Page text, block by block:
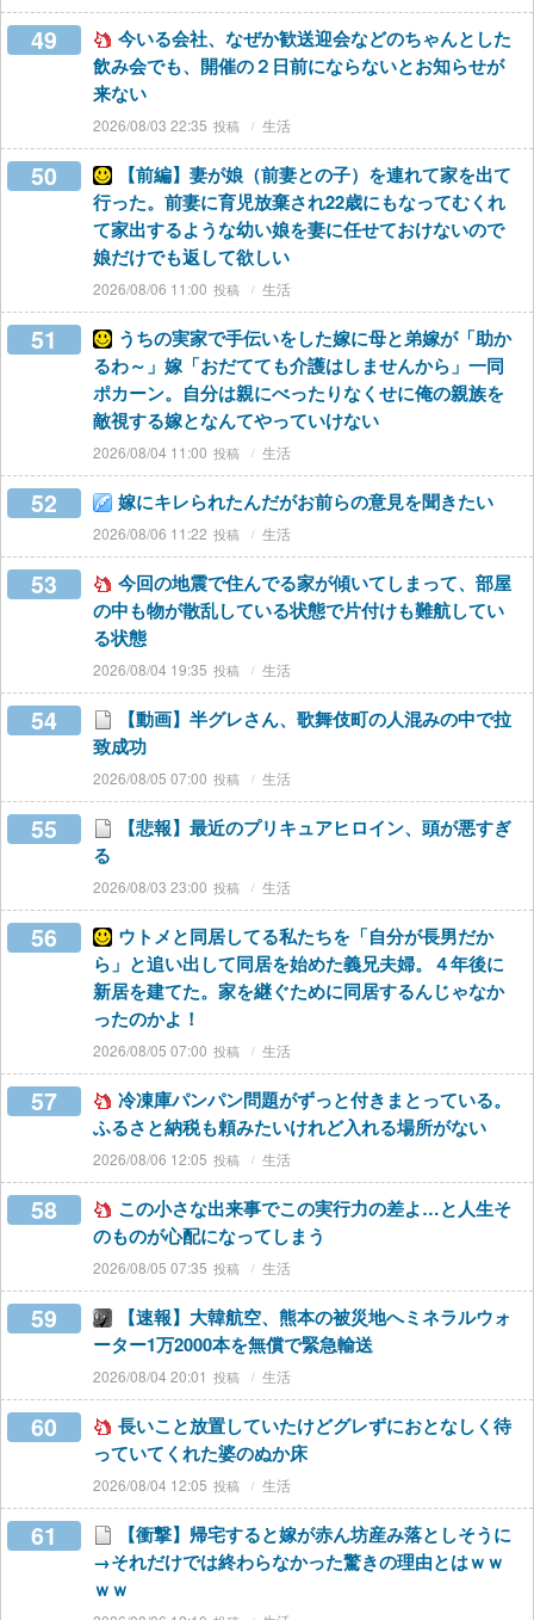
49
今いる会社、なぜか歓送迎会などのちゃんとした
飲み会でも、開催の２日前にならないとお知らせが
来ない
2026/08/03 22:35 生活
50
【前編】妻が娘（前妻との子）を連れて家を出て
行った。前妻に育児放棄され22歳にもなってむくれ
て家出するような幼い娘を妻に任せておけないので
娘だけでも返して欲しい
2026/08/06 11:00 生活
51
うちの実家で手伝いをした嫁に母と弟嫁が「助か
るわ～」嫁「おだてても介護はしませんから」一同
ポカーン。自分は親にべったりなくせに俺の親族を
敵視する嫁となんてやっていけない
2026/08/04 11:00 生活
52 嫁にキレられたんだがお前らの意見を聞きたい
2026/08/06 11:22 生活
53
今回の地震で住んでる家が傾いてしまって、部屋
の中も物が散乱している状態で片付けも難航してい
る状態
2026/08/04 19:35 生活
54
【動画】半グレさん、歌舞伎町の人混みの中で拉
致成功
2026/08/05 07:00 生活
55
【悲報】最近のプリキュアヒロイン、頭が悪すぎ
る
2026/08/03 23:00 生活
56
ウトメと同居してる私たちを「自分が長男だか
ら」と追い出して同居を始めた義兄夫婦。４年後に
新居を建てた。家を継ぐために同居するんじゃなか
ったのかよ！
2026/08/05 07:00 生活
57
冷凍庫パンパン問題がずっと付きまとっている。
ふるさと納税も頼みたいけれど入れる場所がない
2026/08/06 12:05 生活
58
この小さな出来事でこの実行力の差よ…と人生そ
のものが心配になってしまう
2026/08/05 07:35 生活
59
【速報】大韓航空、熊本の被災地へミネラルウォ
ーター1万2000本を無償で緊急輸送
2026/08/04 20:01 生活
60
長いこと放置していたけどグレずにおとなしく待
っていてくれた婆のぬか床
2026/08/04 12:05 生活
61
【衝撃】帰宅すると嫁が赤ん坊産み落としそうに
→それだけでは終わらなかった驚きの理由とはｗｗ
ｗｗ